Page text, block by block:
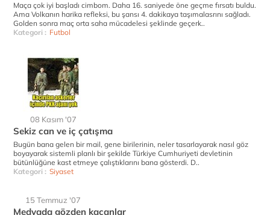
Maça çok iyi başladı cimbom. Daha 16. saniyede öne geçme fırsatı buldu.
Ama Volkanın harika refleksi, bu şansı 4. dakikaya taşımalasrını sağladı.
Golden sonra maç orta saha mücadelesi şeklinde geçerk..
Kategori : Futbol
08 Kasım '07
Sekiz can ve iç çatışma
Bugün bana gelen bir mail, gene birilerinin, neler tasarlayarak nasıl göz
boyayarak sistemli planlı bir şekilde Türkiye Cumhuriyeti devletinin
bütünlüğüne kast etmeye çalıştıklarını bana gösterdi. D..
Kategori : Siyaset
15 Temmuz '07
Medyada gözden kaçanlar